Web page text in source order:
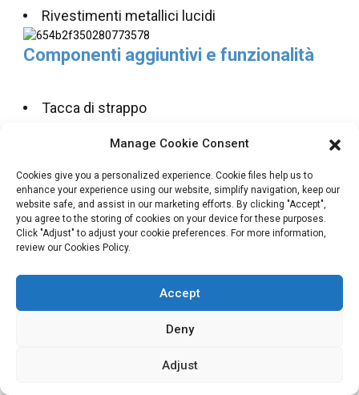
Rivestimenti metallici lucidi
Componenti aggiuntivi e funzionalità
Tacca di strappo
Cerniera singola e doppia
Foro per la mano
Cravatte di latta
Valvola di degasaggio
Beccucci e opzioni di montaggio
IL NOSTRO IMPEGNO PER IL TUO
Manage Cookie Consent
Cookies give you a personalized experience. Cookie files help us to
enhance your experience using our website, simplify navigation, keep our
website safe, and assist in our marketing efforts. By clicking "Accept",
you agree to the storing of cookies on your device for these purposes.
Click "Adjust" to adjust your cookie preferences. For more information,
review our Cookies Policy.
Accept
Deny
Adjust